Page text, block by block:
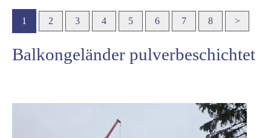
1 2 3 4 5 6 7 8 >
Balkongeländer pulverbeschichtet